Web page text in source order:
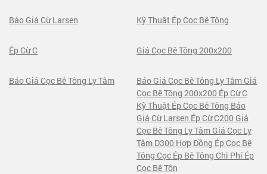
Báo Giá Cừ Larsen Kỹ Thuật Ép Cọc Bê Tông
Ép Cừ C Giá Cọc Bê Tông 200x200
Báo Giá Cọc Bê Tông Ly Tâm
Báo Giá Cọc Bê Tông Ly Tâm Giá
Cọc Bê Tông 200x200 Ép Cừ C
Kỹ Thuật Ép Cọc Bê Tông Báo
Giá Cừ Larsen Ép Cừ C200 Giá
Cọc Bê Tông Ly Tâm Giá Cọc Ly
Tâm D300 Hợp Đồng Ép Cọc Bê
Tông Cọc Ép Bê Tông Chi Phí Ép
Cọc Bê Tôn